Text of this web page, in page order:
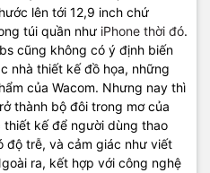
lên tới 12,9 inch chứ
túi quần như iPhone thời đó.
cũng không có ý định biến
nhà thiết kế đồ họa, những
của Wacom. Nhưng nay thì
thành bộ đôi trong mơ của
kế để người dùng thao
độ trễ, và cảm giác như viết
ra, kết hợp với công nghệ